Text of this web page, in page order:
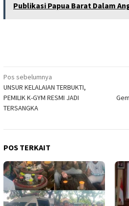
Publikasi Papua Barat Dalam
Navigasi
pos
Pos sebelumnya
UNSUR KELALAIAN TERBUKTI,
PEMILIK K-GYM RESMI JADI
TERSANGKA
POS TERKAIT